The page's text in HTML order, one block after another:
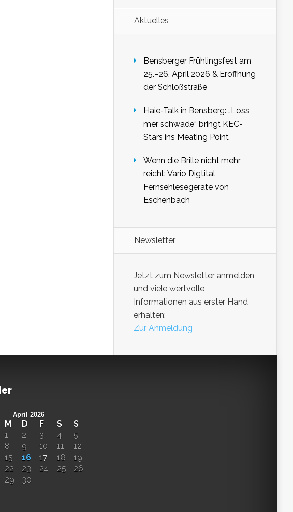
Aktuelles
Bensberger Frühlingsfest am
25.–26. April 2026 & Eröffnung
der Schloßstraße
Haie-Talk in Bensberg: „Loss
mer schwade“ bringt KEC-
Stars ins Meating Point
Wenn die Brille nicht mehr
reicht: Vario Digtital
Fernsehlesegeräte von
Eschenbach
Newsletter
Jetzt zum Newsletter anmelden
und viele wertvolle
Informationen aus erster Hand
erhalten:
Zur Anmeldung
April 2026
M D F S
S
1
2 3 4
5
8 9 10 11
12
15 16 17 18
19
22 23 24 25
26
29
30